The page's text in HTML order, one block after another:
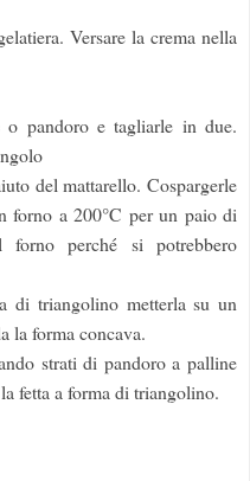
Versare la crema nella
o pandoro e tagliarle in due.
del mattarello. Cospargerle
forno a 200°C per un paio di
forno perché si potrebbero
di triangolino metterla su un
la forma concava.
strati di pandoro a palline
fetta a forma di triangolino.